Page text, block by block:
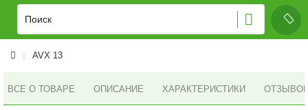
AVX 13
ВСЕ О ТОВАРЕ ОПИСАНИЕ ХАРАКТЕРИСТИКИ ОТЗЫВОВ